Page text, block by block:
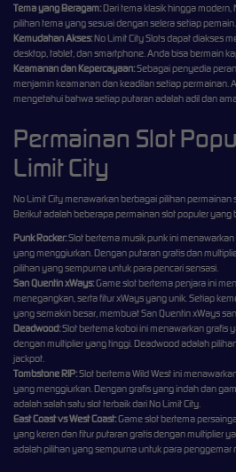
Tema yang Beragam:Dari tema klasik hingga modern,
pilihan tema yang sesuai dengan selera setiap pemain.
Kemudahan Akses:No Limit City Slots dapat diakses
desktop, tablet, dan smartphone. Anda bisa bermain
Keamanan dan Kepercayaan:Sebagai penyedia
menjamin keamanan dan keadilan setiap permainan.
mengetahui bahwa setiap putaran adalah adil dan
Permainan Slot
Limit City
No Limit City menawarkan berbagai pilihan permainan
Berikut adalah beberapa permainan slot populer
Punk Rocker:Slot bertema musik punk ini
yang menggiurkan. Dengan putaran gratis dan
pilihan yang sempurna untuk para pencari sensasi.
San Quentin xWays:Game slot bertema penjara ini
menegangkan, serta fitur xWays yang unik. Setiap
yang semakin besar, membuat San Quentin xWays
Deadwood:Slot bertema koboi ini menawarkan grafis
dengan multiplier yang tinggi. Deadwood adalah
jackpot.
Tombstone RIP:Slot bertema Wild West ini
yang menggiurkan. Dengan grafis yang indah dan
adalah salah satu slot terbaik dari No Limit City.
East Coast vs West Coast:Game slot bertema
yang keren dan fitur putaran gratis dengan multiplier
adalah pilihan yang sempurna untuk para penggemar